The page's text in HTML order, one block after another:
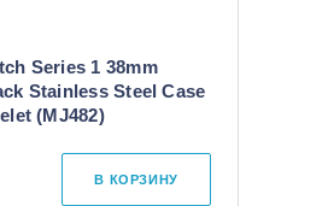
Series 1 38mm
Stainless Steel Case
(MJ482)
В КОРЗИНУ